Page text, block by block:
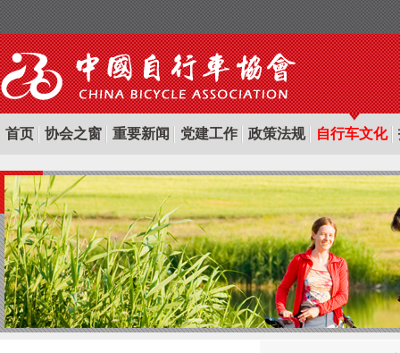
首页 协会之窗 重要新闻 党建工作 政策法规 自行车文化